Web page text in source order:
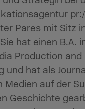
Pares mit Sitz
hat einen B.A.
Production and
und hat als
Medien auf der
Geschichte